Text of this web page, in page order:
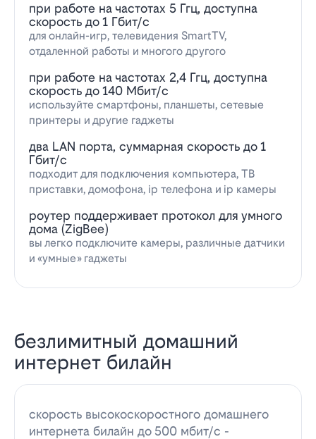
при работе на частотах 5 Ггц, доступна
скорость до 1 Гбит/с
для онлайн-игр, телевидения SmartTV,
отдаленной работы и многого другого
при работе на частотах 2,4 Ггц, доступна
скорость до 140 Мбит/с
используйте смартфоны, планшеты, сетевые
принтеры и другие гаджеты
два LAN порта, суммарная скорость до 1
Гбит/с
подходит для подключения компьютера, ТВ
приставки, домофона, ip телефона и ip камеры
роутер поддерживает протокол для умного
дома (ZigBee)
вы легко подключите камеры, различные датчики
и «умные» гаджеты
безлимитный домашний
интернет билайн
скорость высокоскоростного домашнего
интернета билайн до 500 мбит/с -